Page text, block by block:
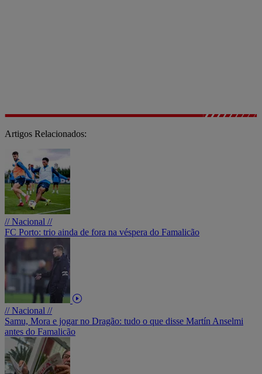
Artigos Relacionados:
// Nacional //
FC Porto: trio ainda de fora na véspera do Famalicão
// Nacional //
Samu, Mora e jogar no Dragão: tudo o que disse Martín Anselmi
antes do Famalicão